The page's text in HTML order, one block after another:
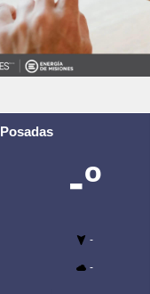
Posadas
-º
-
-